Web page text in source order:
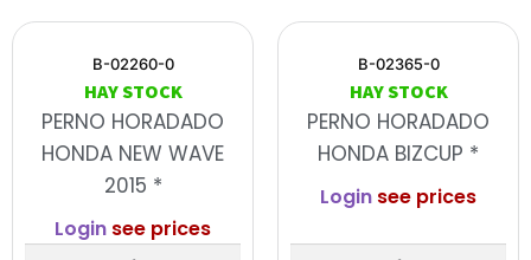
B-02260-0
HAY STOCK
PERNO HORADADO
HONDA NEW WAVE
2015 *
Login see prices
B-02365-0
HAY STOCK
PERNO HORADADO
HONDA BIZCUP *
Login see prices